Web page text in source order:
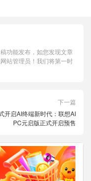
功能发布，如您发现文章
站管理员！我们将第一时
下一篇
开启AI终端新时代：联想AI
PC元启版正式开启预售